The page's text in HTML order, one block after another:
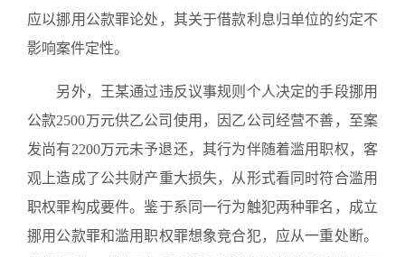
应以挪用公款罪论处，其关于借款利息归单位的约定不
影响案件定性。
另外，王某通过违反议事规则个人决定的手段挪用
公款2500万元供乙公司使用，因乙公司经营不善，至案
发尚有2200万元未予退还，其行为伴随着滥用职权，客
观上造成了公共财产重大损失，从形式看同时符合滥用
职权罪构成要件。鉴于系同一行为触犯两种罪名，成立
挪用公款罪和滥用职权罪想象竞合犯，应从一重处断。